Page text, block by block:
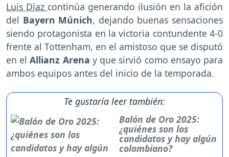
Luis Díaz continúa generando ilusión en la afición
del Bayern Múnich, dejando buenas sensaciones
siendo protagonista en la victoria contundente 4-0
frente al Tottenham, en el amistoso que se disputó
en elAllianz Arena y que sirvió como ensayo para
ambos equipos antes del inicio de la temporada.
Te gustaría leer también:
Balón de Oro 2025:
¿quiénes son los
candidatos y hay algún
colombiano?